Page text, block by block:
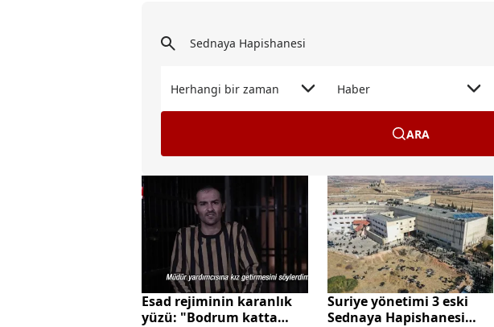
Herhangi bir zaman Haber
ARA
Esad rejiminin karanlık
yüzü: "Bodrum katta
Suriye yönetimi 3 eski
Sednaya Hapishanesi